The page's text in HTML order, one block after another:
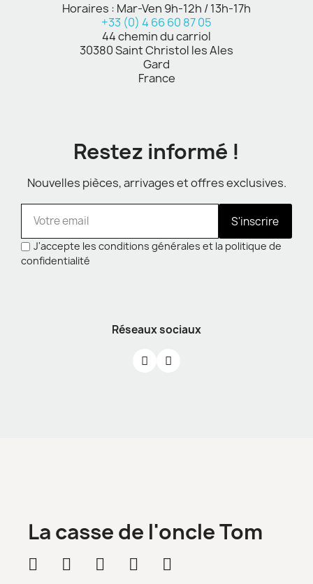
Horaires : Mar-Ven 9h-12h / 13h-17h
+33 (0) 4 66 60 87 05
44 chemin du carriol
30380 Saint Christol les Ales
Gard
France
Restez informé !
Nouvelles pièces, arrivages et offres exclusives.
S'inscrire
J'accepte les conditions générales et la politique de
confidentialité
Réseaux sociaux
La casse de l'oncle Tom